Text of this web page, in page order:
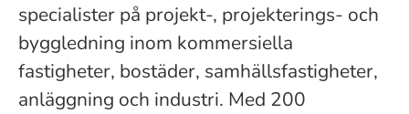
specialister på projekt-, projekterings- och
byggledning inom kommersiella
fastigheter, bostäder, samhällsfastigheter,
anläggning och industri. Med 200